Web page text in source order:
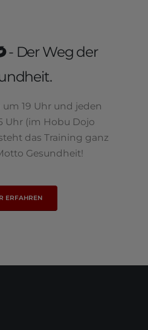
- Der Weg der
19 Uhr und jeden
Uhr (im Hobu Dojo
das Training ganz
Gesundheit!
ERFAHREN